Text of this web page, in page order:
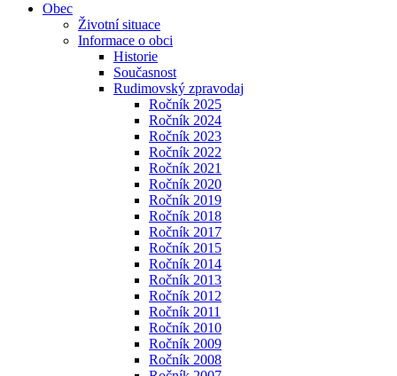
Obec
Životní situace
Informace o obci
Historie
Současnost
Rudimovský zpravodaj
Ročník 2025
Ročník 2024
Ročník 2023
Ročník 2022
Ročník 2021
Ročník 2020
Ročník 2019
Ročník 2018
Ročník 2017
Ročník 2015
Ročník 2014
Ročník 2013
Ročník 2012
Ročník 2011
Ročník 2010
Ročník 2009
Ročník 2008